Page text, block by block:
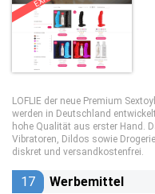
LOFLIE der neue Premium
werden in Deutschland
hohe Qualität aus erster Hand.
Vibratoren, Dildos sowie
diskret und versandkostenfrei.
17 Werbemittel